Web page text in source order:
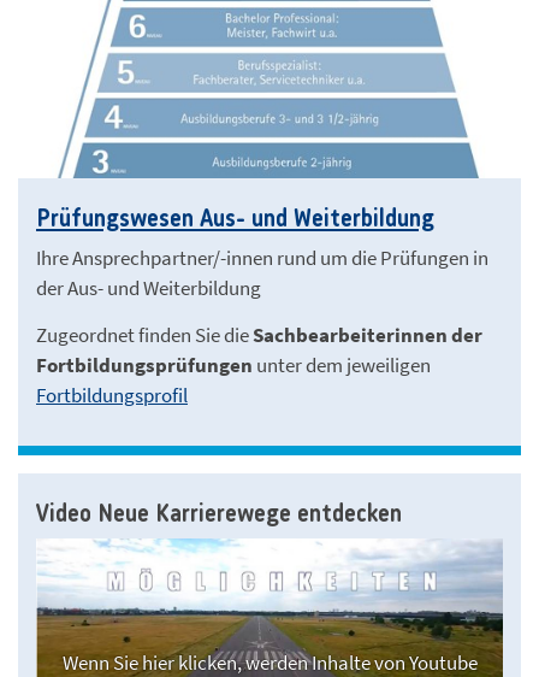
Prüfungswesen Aus- und Weiterbildung
Ihre Ansprechpartner/-innen rund um die Prüfungen in
der Aus- und Weiterbildung
Zugeordnet finden Sie dieSachbearbeiterinnen der
Fortbildungsprüfungen unter dem jeweiligen
Fortbildungsprofil
Video Neue Karrierewege entdecken
Wenn Sie hier klicken, werden Inhalte von Youtube